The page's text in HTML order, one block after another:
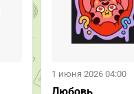
1 июня 2026 04:00